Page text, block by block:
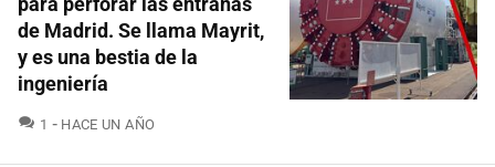
de Madrid. Se llama Mayrit,
y es una bestia de la
ingeniería
1 COMENTARIOS
HACE UN AÑO